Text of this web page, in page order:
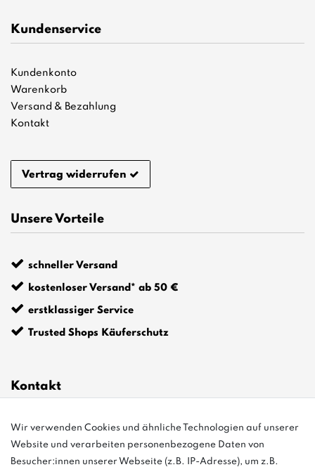
Kundenservice
Kundenkonto
Warenkorb
Versand & Bezahlung
Kontakt
Vertrag widerrufen
Unsere Vorteile
schneller Versand
kostenloser Versand* ab 50 €
erstklassiger Service
Trusted Shops Käuferschutz
Kontakt
info@bonvenon.de
03763 4048350
Wir verwenden Cookies und ähnliche Technologien auf unserer
Website und verarbeiten personenbezogene Daten von
Besucher:innen unserer Webseite (z.B. IP-Adresse), um z.B.